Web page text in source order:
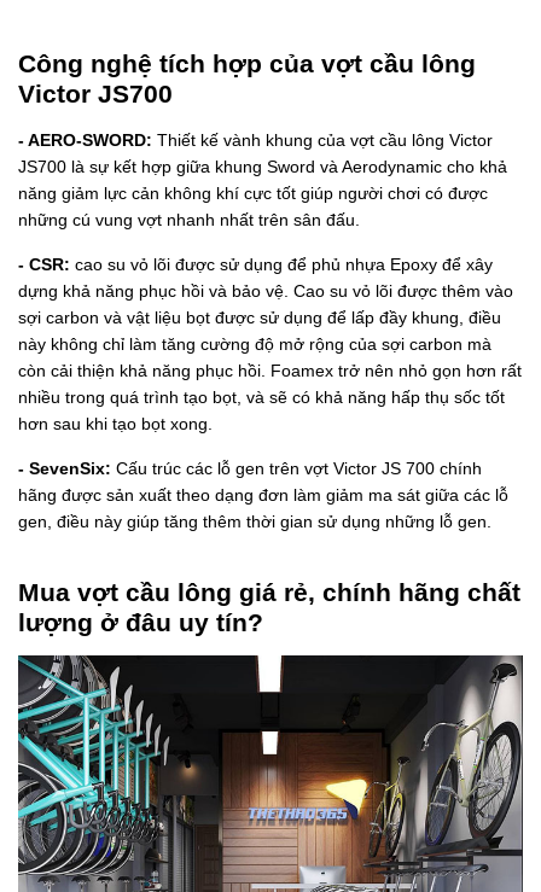
Công nghệ tích hợp của vợt cầu lông
Victor JS700
- AERO-SWORD: Thiết kế vành khung của vợt cầu lông Victor
JS700 là sự kết hợp giữa khung Sword và Aerodynamic cho khả
năng giảm lực cản không khí cực tốt giúp người chơi có được
những cú vung vợt nhanh nhất trên sân đấu.
- CSR: cao su vỏ lõi được sử dụng để phủ nhựa Epoxy để xây
dựng khả năng phục hồi và bảo vệ. Cao su vỏ lõi được thêm vào
sợi carbon và vật liệu bọt được sử dụng để lấp đầy khung, điều
này không chỉ làm tăng cường độ mở rộng của sợi carbon mà
còn cải thiện khả năng phục hồi. Foamex trở nên nhỏ gọn hơn rất
nhiều trong quá trình tạo bọt, và sẽ có khả năng hấp thụ sốc tốt
hơn sau khi tạo bọt xong.
- SevenSix: Cấu trúc các lỗ gen trên vợt Victor JS 700 chính
hãng được sản xuất theo dạng đơn làm giảm ma sát giữa các lỗ
gen, điều này giúp tăng thêm thời gian sử dụng những lỗ gen.
Mua vợt cầu lông giá rẻ, chính hãng chất
lượng ở đâu uy tín?